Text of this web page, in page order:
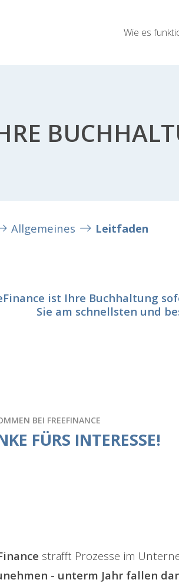
Wie es
Allgemeines Leitfaden
ist Ihre Buchhaltung
Sie am schnellsten und
BEI FREEFINANCE
FÜRS INTERESSE!
strafft Prozesse im
- unterm Jahr fallen